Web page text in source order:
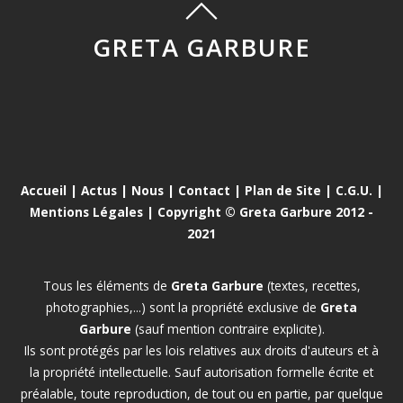
GRETA GARBURE
Accueil | Actus| Nous| Contact | Plan de Site | C.G.U. |
Mentions Légales | Copyright © Greta Garbure 2012 -
2021
Tous les éléments de Greta Garbure (textes, recettes,
photographies,...) sont la propriété exclusive de Greta
Garbure (sauf mention contraire explicite).
Ils sont protégés par les lois relatives aux droits d'auteurs et à
la propriété intellectuelle. Sauf autorisation formelle écrite et
préalable, toute reproduction, de tout ou en partie, par quelque